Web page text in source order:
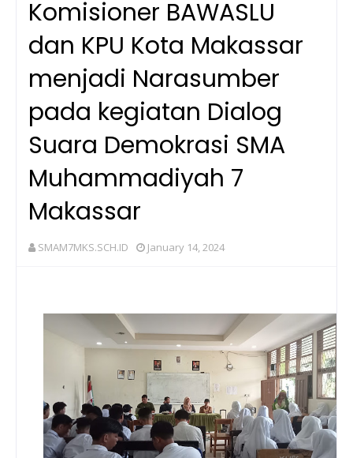
Komisioner BAWASLU
dan KPU Kota Makassar
menjadi Narasumber
pada kegiatan Dialog
Suara Demokrasi SMA
Muhammadiyah 7
Makassar
SMAM7MKS.SCH.ID January 14, 2024